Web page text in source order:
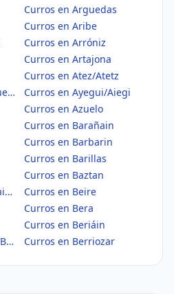
Curros en Arguedas
Curros en Aribe
Curros en Arróniz
Curros en Artajona
Curros en Atez/Atetz
Curros en Auritz/Burguete
Curros en Ayegui/Aiegi
Curros en Azuelo
Curros en Barañain
Curros en Barbarin
Curros en Barillas
Curros en Baztan
Curros en Beintza-Labaien
Curros en Beire
Curros en Bera
Curros en Beriáin
Curros en Berrioplano/Berriobeiti
Curros en Berriozar